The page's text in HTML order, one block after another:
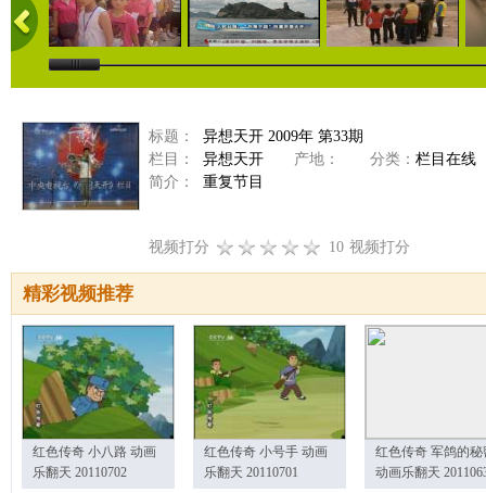
标题：
异想天开 2009年 第33期
栏目：
异想天开 产地： 分类： 栏目在线
简介：
重复节目
视频打分 10 视频打分
精彩视频推荐
红色传奇 小八路 动画
乐翻天 20110702
红色传奇 小号手 动画
乐翻天 20110701
红色传奇 军鸽的秘
动画乐翻天